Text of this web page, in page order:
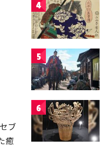
ブ
癒
4
5
6